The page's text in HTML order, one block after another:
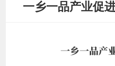
一乡一品产业促